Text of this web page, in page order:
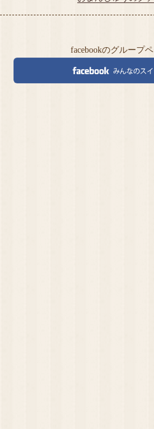
facebookのグループ